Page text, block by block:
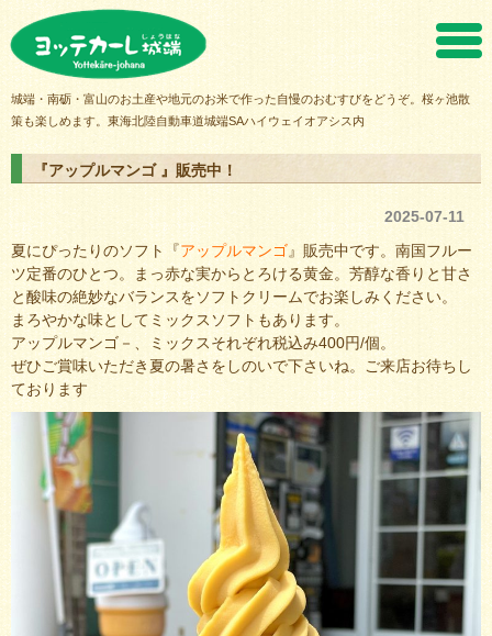
城端・南砺・富山のお土産や地元のお米で作った自慢のおむすびをどうぞ。桜ヶ池散
策も楽しめます。東海北陸自動車道城端SAハイウェイオアシス内
『アップルマンゴ 』販売中！
2025-07-11
夏にぴったりのソフト『アップルマンゴ』販売中です。南国フルー
ツ定番のひとつ。まっ赤な実からとろける黄金。芳醇な香りと甘さ
と酸味の絶妙なバランスをソフトクリームでお楽しみください。
まろやかな味としてミックスソフトもあります。
アップルマンゴ－、ミックスそれぞれ税込み400円/個。
ぜひご賞味いただき夏の暑さをしのいで下さいね。ご来店お待ちし
ております